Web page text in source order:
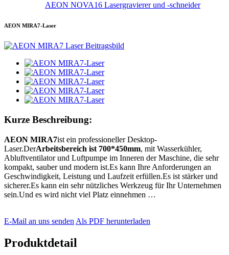
AEON NOVA16 Lasergravierer und -schneider
AEON MIRA7-Laser
Kurze Beschreibung:
AEON MIRA7ist ein professioneller Desktop-
Laser.DerArbeitsbereich ist 700*450mm, mit Wasserkühler,
Abluftventilator und Luftpumpe im Inneren der Maschine, die sehr
kompakt, sauber und modern ist.Es kann Ihre Anforderungen an
Geschwindigkeit, Leistung und Laufzeit erfüllen.Es ist stärker und
sicherer.Es kann ein sehr nützliches Werkzeug für Ihr Unternehmen
sein.Und es wird nicht viel Platz einnehmen …
E-Mail an uns senden Als PDF herunterladen
Produktdetail